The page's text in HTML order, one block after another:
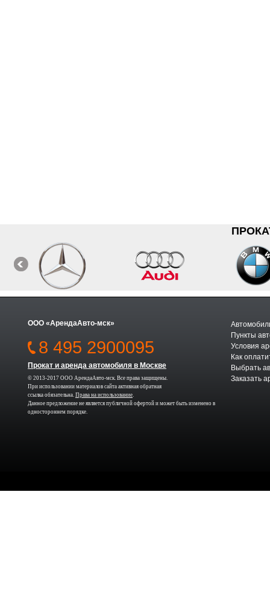
ООО «АрендаАвто-мск»
8 495 2900095
Прокат и аренда автомобиля в Москве
© 2013-2017 ООО АрендаАвто-мск. Все права защищены.
При использовании материалов сайта активная обратная
ссылка обязательна. Права на использование.
Данное предложение не является публичной офертой и может быть изменено в
одностороннем порядке.
Пункты
Условия
Как
Выбрать
Заказать